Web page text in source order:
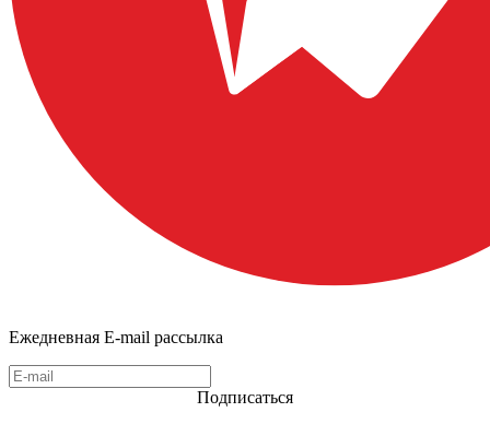
Ежедневная E-mail рассылка
Подписаться